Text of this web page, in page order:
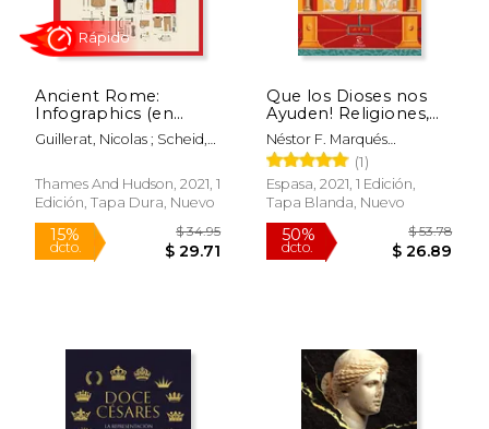
$ 6.99
50%
dcto.
Ancient Rome:
Infographics (en
Inglés)
Guillerat, Nicolas ; Scheid,
Thames And Hudson, 2021, 1
Edición, Tapa Dura, Nuevo
Que los Dioses nos
Ayuden! Religiones,
Ritos y Supersticiones
de la Antigua Roma
(no Ficción)
Néstor F. Marqués
González
(1)
Espasa, 2021, 1 Edición,
Tapa Blanda, Nuevo